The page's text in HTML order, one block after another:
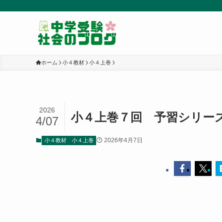
ホーム 小４教材 小４上巻
小４上巻７回 予習シリー
2026
4/07
小４教材 小４上巻 2026年4月7日